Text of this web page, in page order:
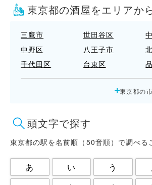
東京都の酒屋をエリアか
三鷹市 世田谷区
中野区
八王子市
千代田区
台東区
国立市
墨田区
日野市
杉並区
東村山市
板橋区
港区
目黒区
福生市
東京都の
頭文字で探す
東京都の駅を名前順（50音順）で調べる
あ い う